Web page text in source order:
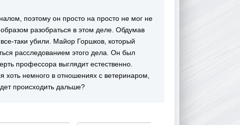
поэтому он просто на просто не мог не
разобраться в этом деле. Обдумав
таки убили. Майор Горшков, который
расследованием этого дела. Он был
профессора выглядит естественно.
хоть немного в отношениях с ветеринаром,
происходить дальше?